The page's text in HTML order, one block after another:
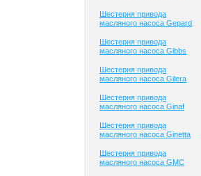
Шестерня привода
масляного насоса Gepard
Шестерня привода
масляного насоса Gibbs
Шестерня привода
масляного насоса Gilera
Шестерня привода
масляного насоса Ginaf
Шестерня привода
масляного насоса Ginetta
Шестерня привода
масляного насоса GMC